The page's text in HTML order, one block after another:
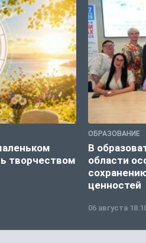
творчеством
ОБРАЗОВАНИЕ
В
области
ценностей
06 августа